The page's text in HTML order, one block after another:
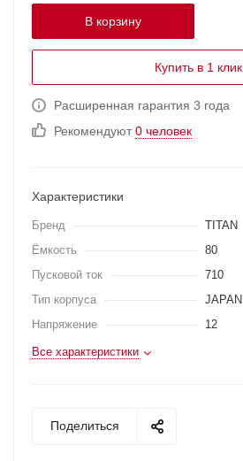
В корзину
Купить в 1 клик
Расширенная гарантия 3 года
Рекомендуют0 человек
Характеристики
Бренд
TITAN
Ёмкость
80
Пусковой ток
710
Тип корпуса
JAPAN
Напряжение
12
Все характеристики
Поделиться